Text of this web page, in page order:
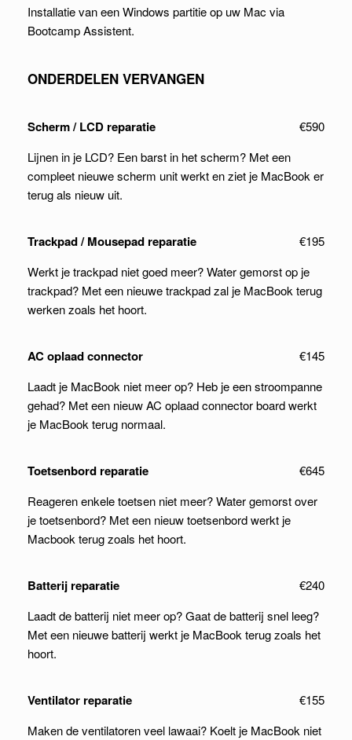
Installatie van een Windows partitie op uw Mac via
Bootcamp Assistent.
ONDERDELEN VERVANGEN
Scherm / LCD reparatie
€590
Lijnen in je LCD? Een barst in het scherm? Met een
compleet nieuwe scherm unit werkt en ziet je MacBook er
terug als nieuw uit.
Trackpad / Mousepad reparatie
€195
Werkt je trackpad niet goed meer? Water gemorst op je
trackpad? Met een nieuwe trackpad zal je MacBook terug
werken zoals het hoort.
AC oplaad connector
€145
Laadt je MacBook niet meer op? Heb je een stroompanne
gehad? Met een nieuw AC oplaad connector board werkt
je MacBook terug normaal.
Toetsenbord reparatie
€645
Reageren enkele toetsen niet meer? Water gemorst over
je toetsenbord? Met een nieuw toetsenbord werkt je
Macbook terug zoals het hoort.
Batterij reparatie
€240
Laadt de batterij niet meer op? Gaat de batterij snel leeg?
Met een nieuwe batterij werkt je MacBook terug zoals het
hoort.
Ventilator reparatie
€155
Maken de ventilatoren veel lawaai? Koelt je MacBook niet